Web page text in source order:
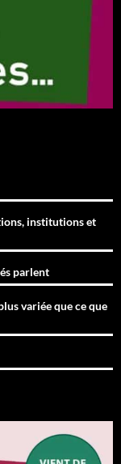
institutions et
parlent
variée que ce que